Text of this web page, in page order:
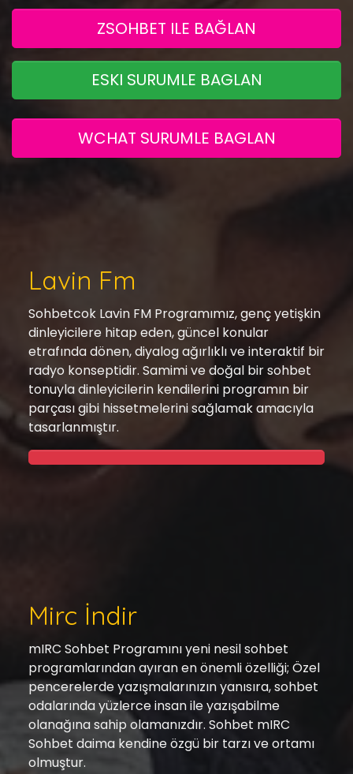
ZSOHBET ILE BAĞLAN
ESKI SURUMLE BAGLAN
WCHAT SURUMLE BAGLAN
Lavin Fm
Sohbetcok Lavin FM Programımız, genç yetişkin
dinleyicilere hitap eden, güncel konular
etrafında dönen, diyalog ağırlıklı ve interaktif bir
radyo konseptidir. Samimi ve doğal bir sohbet
tonuyla dinleyicilerin kendilerini programın bir
parçası gibi hissetmelerini sağlamak amacıyla
tasarlanmıştır.
Mirc İndir
mIRC Sohbet Programını yeni nesil sohbet
programlarından ayıran en önemli özelliği; Özel
pencerelerde yazışmalarınızın yanısıra, sohbet
odalarında yüzlerce insan ile yazışabilme
olanağına sahip olamanızdır. Sohbet mIRC
Sohbet daima kendine özgü bir tarzı ve ortamı
olmuştur.